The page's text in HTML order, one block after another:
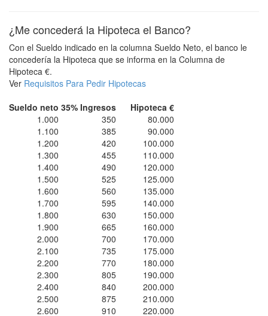
¿Me concederá la Hipoteca el Banco?
Con el Sueldo indicado en la columna Sueldo Neto, el banco le
concedería la Hipoteca que se informa en la Columna de
Hipoteca €.
Ver Requisitos Para Pedir Hipotecas
Sueldo neto 35% Ingresos
Hipoteca €
1.000
350
80.000
1.100
385
90.000
1.200
420
100.000
1.300
455
110.000
1.400
490
120.000
1.500
525
125.000
1.600
560
135.000
1.700
595
140.000
1.800
630
150.000
1.900
665
160.000
2.000
700
170.000
2.100
735
175.000
2.200
770
180.000
2.300
805
190.000
2.400
840
200.000
2.500
875
210.000
2.600
910 220.000